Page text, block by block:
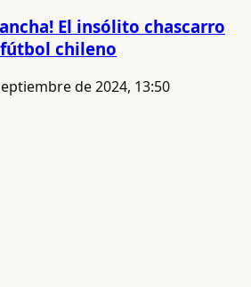
El insólito chascarro
chileno
de 2024, 13:50